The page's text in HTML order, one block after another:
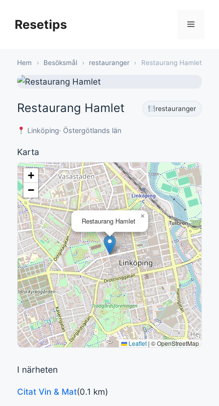
innehållResetips Meny
Hem › Besöksmål › restauranger › Restaurang Hamlet
Restaurang Hamlet restauranger
Linköping· Östergötlands län
Karta
Restaurang Hamlet
×
+
−
Leaflet | © OpenStreetMap
I närheten
Citat Vin & Mat(0.1 km)